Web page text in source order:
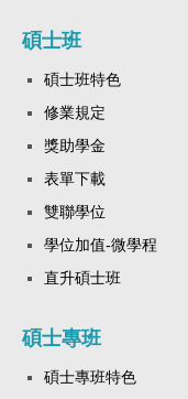
碩士班
碩士班特色
修業規定
獎助學金
表單下載
雙聯學位
學位加值-微學程
直升碩士班
碩士專班
碩士專班特色